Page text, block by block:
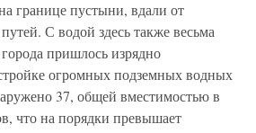
границе пустыни, вдали от
С водой здесь также весьма
пришлось изрядно
огромных подземных водных
37, общей вместимостью в
что на порядки превышает